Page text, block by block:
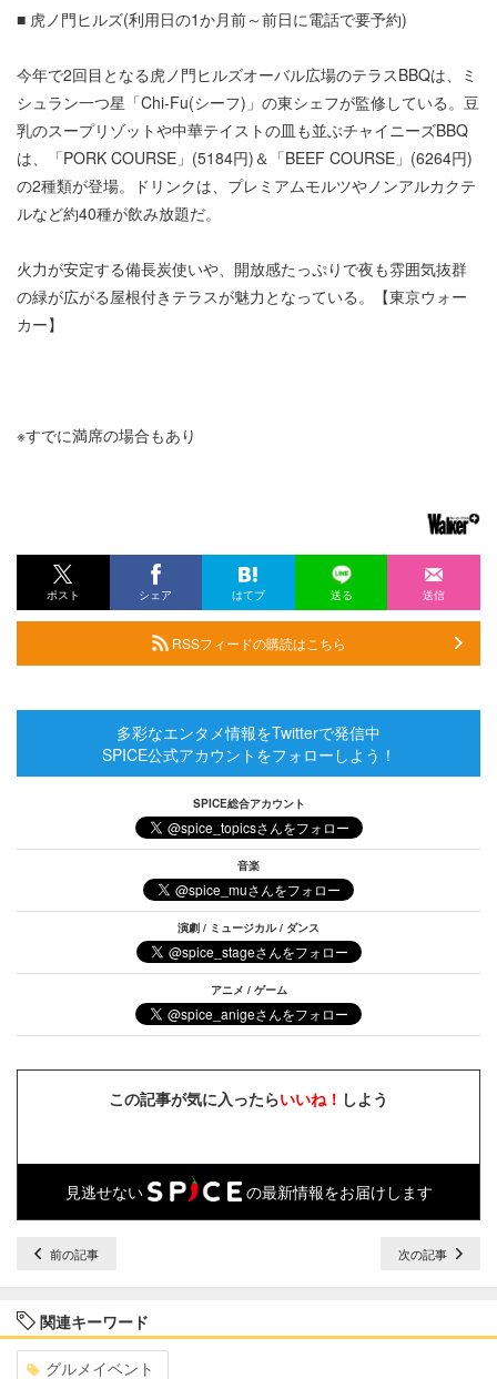
■ 虎ノ門ヒルズ(利用日の1か月前～前日に電話で要予約)
今年で2回目となる虎ノ門ヒルズオーバル広場のテラスBBQは、ミ
シュラン一つ星「Chi-Fu(シーフ)」の東シェフが監修している。豆
乳のスープリゾットや中華テイストの皿も並ぶチャイニーズBBQ
は、「PORK COURSE」(5184円)＆「BEEF COURSE」(6264円)
の2種類が登場。ドリンクは、プレミアムモルツやノンアルカクテ
ルなど約40種が飲み放題だ。
火力が安定する備長炭使いや、開放感たっぷりで夜も雰囲気抜群
の緑が広がる屋根付きテラスが魅力となっている。【東京ウォー
カー】
※すでに満席の場合もあり
ポスト シェア はてブ 送る 送信
RSSフィードの購読はこちら
多彩なエンタメ情報をTwitterで発信中
SPICE公式アカウントをフォローしよう！
SPICE総合アカウント
音楽
演劇 / ミュージカル / ダンス
アニメ / ゲーム
この記事が気に入ったらいいね！ しよう
見逃せない の最新情報をお届けします
前の記事 次の記事
関連キーワード
グルメイベント